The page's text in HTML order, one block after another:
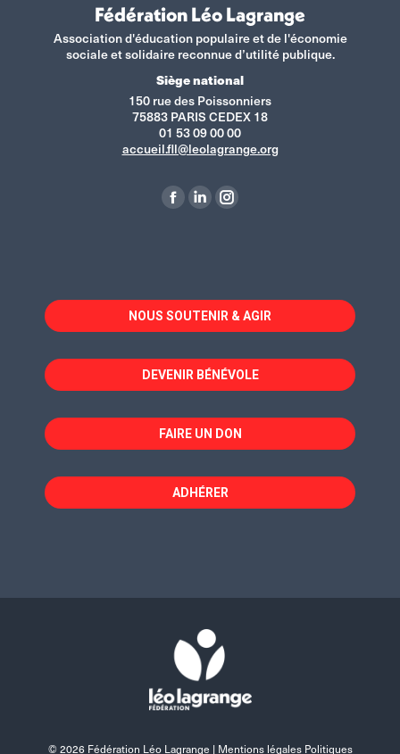
Fédération Léo Lagrange
Association d'éducation populaire et de l'économie
sociale et solidaire reconnue d’utilité publique.
Siège national
150 rue des Poissonniers
75883 PARIS CEDEX 18
01 53 09 00 00
accueil.fll@leolagrange.org
La
dans
une
fenêtre
La
dans
une
fenêtre
La
dans
une
fenêtre
NOUS SOUTENIR & AGIR
DEVENIR BÉNÉVOLE
FAIRE UN DON
ADHÉRER
© 2026 Fédération Léo Lagrange | Mentions légales Politiques